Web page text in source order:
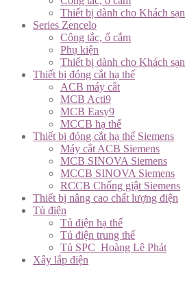
Thiết bị dành cho Khách sạn
Series Zencelo
Công tắc, ổ cắm
Phụ kiện
Thiết bị dành cho Khách sạn
Thiết bị đóng cắt hạ thế
ACB máy cắt
MCB Acti9
MCB Easy9
MCCB hạ thế
Thiết bị đóng cắt hạ thế Siemens
Máy cắt ACB Siemens
MCB SINOVA Siemens
MCCB SINOVA Siemens
RCCB Chống giật Siemens
Thiết bị nâng cao chất lượng điện
Tủ điện
Tủ điện hạ thế
Tủ điện trung thế
Tủ SPC_Hoàng Lê Phát
Xây lắp điện